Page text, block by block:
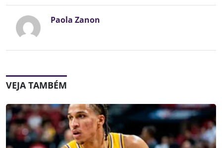
Paola Zanon
VEJA TAMBÉM